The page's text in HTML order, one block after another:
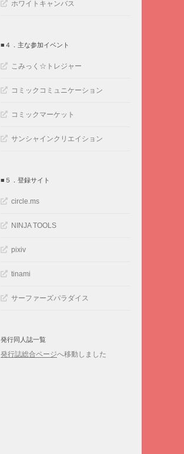
ホワイトキャンバス
■４．主な参加イベント
こみっく☆トレジャー
コミックコミュニケーション
コミックマーケット
サンシャインクリエイション
■５．登録サイト
circle.ms
NINJA TOOLS
pixiv
tinami
サーファーズパラダイス
発行同人誌一覧
発行誌総合ページへ移動しました